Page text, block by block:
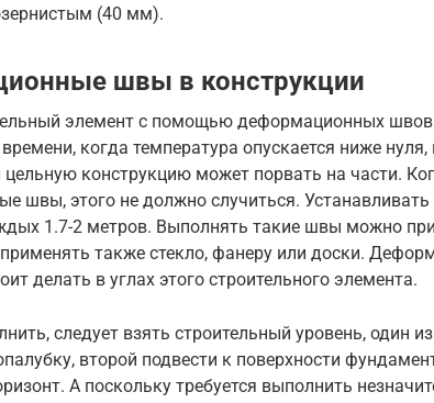
(40 мм).
швы в конструкции
элемент с помощью деформационных швов
когда температура опускается ниже
конструкцию может порвать на части.
швы, этого не должно случиться. Устанавливать
1.7-2 метров. Выполнять такие швы можно
также стекло, фанеру или доски.
делать в углах этого строительного элемента.
следует взять строительный уровень, один
второй подвести к поверхности
А поскольку требуется выполнить